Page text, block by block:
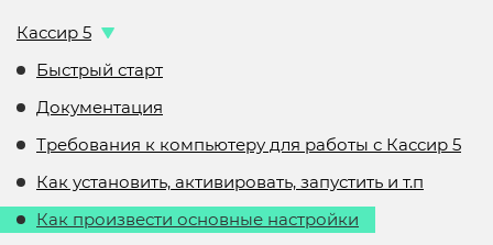
Кассир 5
Быстрый старт
Документация
Требования к компьютеру для работы с Кассир 5
Как установить, активировать, запустить и т.п
Как произвести основные настройки